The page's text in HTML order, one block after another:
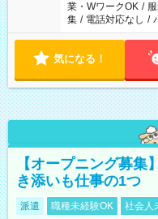
業・WワークOK /
集 / 電話対応なし /
気になる！
【オープニング募集
き添いも仕事の1つ
派遣 職種未経験OK 社会人